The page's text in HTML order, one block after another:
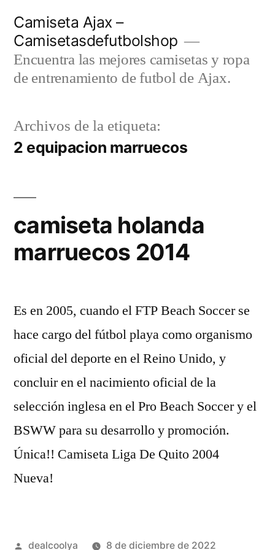
contenido
Camiseta Ajax –
Camisetasdefutbolshop
Encuentra las mejores camisetas y ropa
de entrenamiento de futbol de Ajax.
Archivos de la etiqueta:
2 equipacion marruecos
camiseta holanda
marruecos 2014
Es en 2005, cuando el FTP Beach Soccer se
hace cargo del fútbol playa como organismo
oficial del deporte en el Reino Unido, y
concluir en el nacimiento oficial de la
selección inglesa en el Pro Beach Soccer y el
BSWW para su desarrollo y promoción.
Única!! Camiseta Liga De Quito 2004
Nueva!
Publicado
dealcoolya 8 de diciembre de 2022